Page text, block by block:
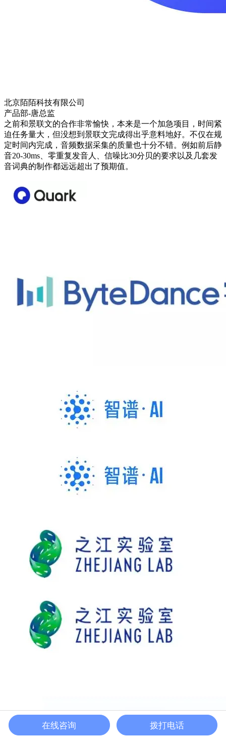
北京陌陌科技有限公司
产品部-唐总监
之前和景联文的合作非常愉快，本来是一个加急项目，时间紧
迫任务量大，但没想到景联文完成得出乎意料地好。不仅在规
定时间内完成，音频数据采集的质量也十分不错。例如前后静
音20-30ms、零重复发音人、信噪比30分贝的要求以及几套发
音词典的制作都远远超出了预期值。
在线咨询 拨打电话